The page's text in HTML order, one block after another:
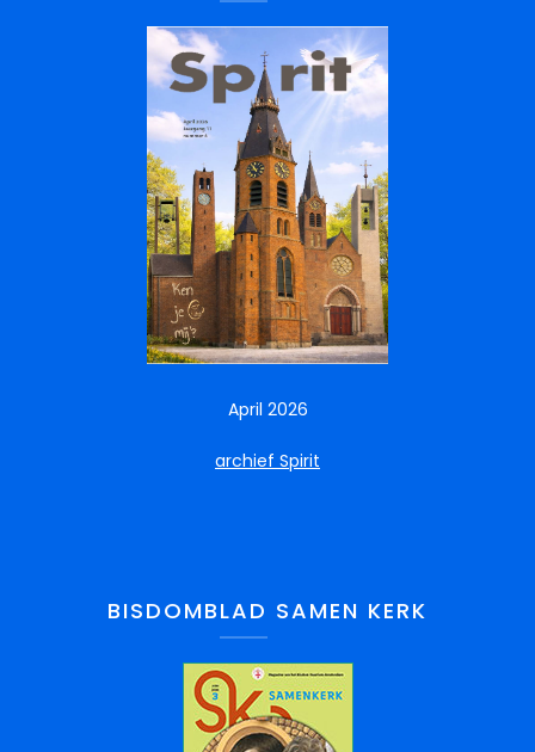
April 2026
archief Spirit
BISDOMBLAD SAMEN KERK